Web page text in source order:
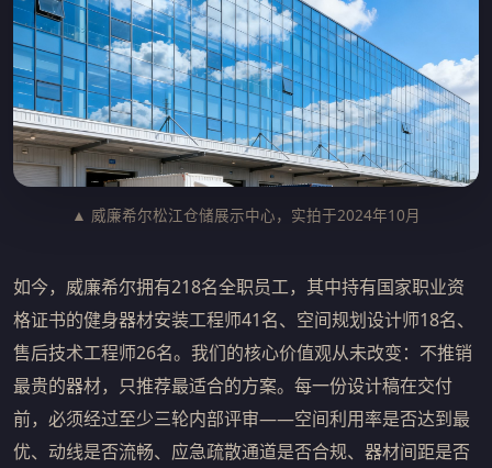
▲ 威廉希尔松江仓储展示中心，实拍于2024年10月
如今，威廉希尔拥有218名全职员工，其中持有国家职业资
格证书的健身器材安装工程师41名、空间规划设计师18名、
售后技术工程师26名。我们的核心价值观从未改变：不推销
最贵的器材，只推荐最适合的方案。每一份设计稿在交付
前，必须经过至少三轮内部评审——空间利用率是否达到最
优、动线是否流畅、应急疏散通道是否合规、器材间距是否